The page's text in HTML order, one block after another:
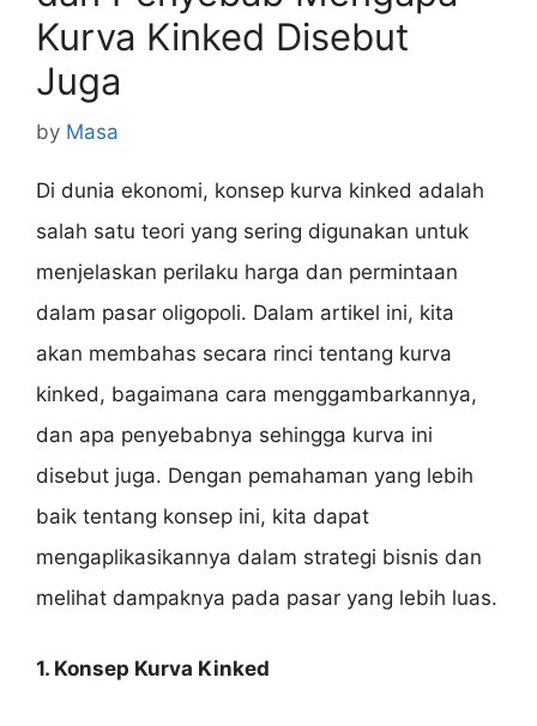
Kurva Kinked Disebut
Juga
by Masa
Di dunia ekonomi, konsep kurva kinked adalah
salah satu teori yang sering digunakan untuk
menjelaskan perilaku harga dan permintaan
dalam pasar oligopoli. Dalam artikel ini, kita
akan membahas secara rinci tentang kurva
kinked, bagaimana cara menggambarkannya,
dan apa penyebabnya sehingga kurva ini
disebut juga. Dengan pemahaman yang lebih
baik tentang konsep ini, kita dapat
mengaplikasikannya dalam strategi bisnis dan
melihat dampaknya pada pasar yang lebih luas.
1. Konsep Kurva Kinked